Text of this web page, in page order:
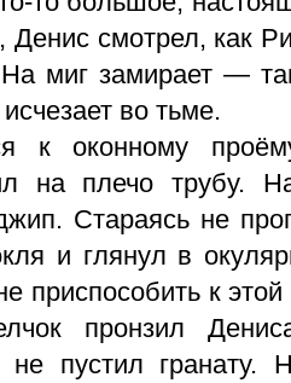
Денис смотрел, как
миг замирает —
во тьме.
к оконному
на плечо трубу.
Стараясь не
и глянул в
приспособить к
пронзил
пустил гранату.